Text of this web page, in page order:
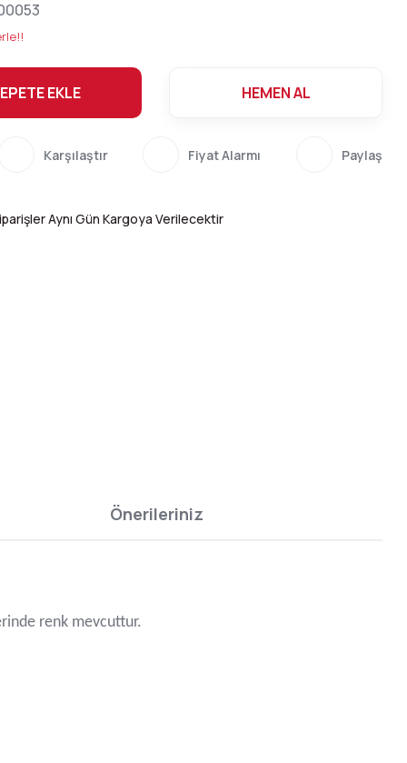
EKLE HEMEN AL
Karşılaştır Fiyat Alarmı Paylaş
Aynı Gün Kargoya Verilecektir
Önerileriniz
renk mevcuttur.